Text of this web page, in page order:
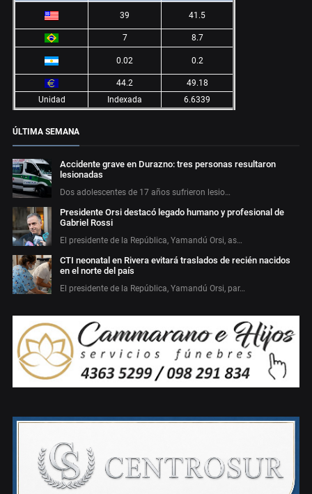
39 41.5
7 8.7
0.02 0.2
44.2
49.18
Unidad
Indexada 6.6339
ÚLTIMA SEMANA
Accidente grave en Durazno: tres personas resultaron
lesionadas
Dos adolescentes de 17 años sufrieron lesio…
Presidente Orsi destacó legado humano y profesional de
Gabriel Rossi
El presidente de la República, Yamandú Orsi, as…
CTI neonatal en Rivera evitará traslados de recién nacidos
en el norte del país
El presidente de la República, Yamandú Orsi, par…